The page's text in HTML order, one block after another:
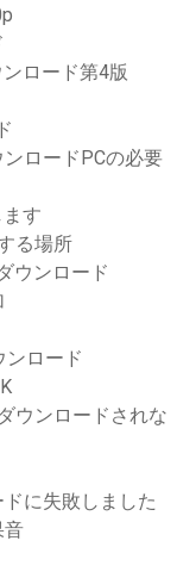
ロード第4版
ロードPCの必要
す
る場所
ウンロード
ンロード
ウンロードされな
に失敗しました
音